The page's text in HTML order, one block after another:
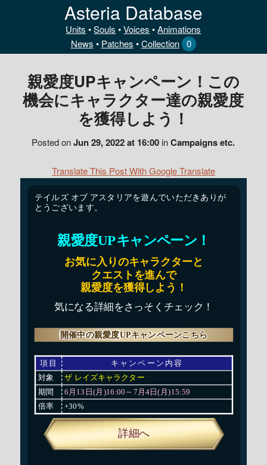
Asteria Database
Units •Souls •Voices •Animations
News • Patches •Collection 0
親愛度UPキャンペーン！この
機会にキャラクター達の親愛度
を獲得しよう！
Posted onJun 29, 2022 at 16:00 inCampaigns etc.
Translate This Post With Google Translate